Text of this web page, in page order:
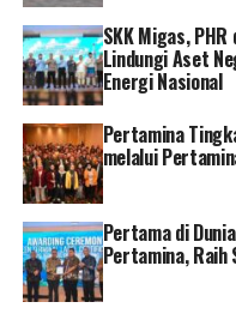
dengan mobil listrik dan
charge murah banget
atau bensin biasa,” kata
Direktur Utama PLN
PLN memastikan
para pengguna
lebaran. PLN telah
SPKLU yang tersebar
Indonesia yang siap
SKK Migas,
Lindungi Aset
Energi Nasional
Pertamina
melalui
Pertama di
Pertamina,